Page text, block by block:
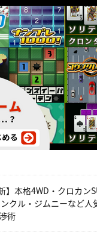
】本格4WD・クロカン
クル・ジムニーなど人
術